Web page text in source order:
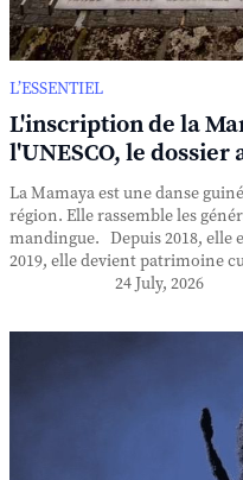
L’ESSENTIEL
L'inscription de la
l'UNESCO, le dossier
La Mamaya est une danse
région. Elle rassemble les
mandingue. Depuis 2018, elle
2019, elle devient patrimoine
24 July, 2026